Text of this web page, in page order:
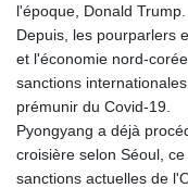
l'époque, Donald Trump.
Depuis, les pourparlers
et l'économie nord-
sanctions
prémunir du Covid-19.
Pyongyang a déjà
croisière selon Séoul,
sanctions actuelles de